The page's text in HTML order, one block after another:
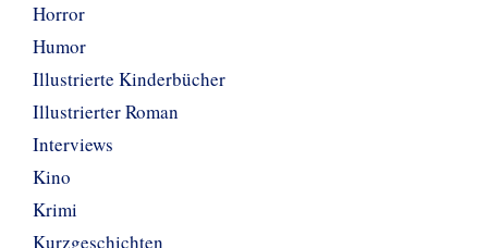
Horror
Humor
Illustrierte Kinderbücher
Illustrierter Roman
Interviews
Kino
Krimi
Kurzgeschichten